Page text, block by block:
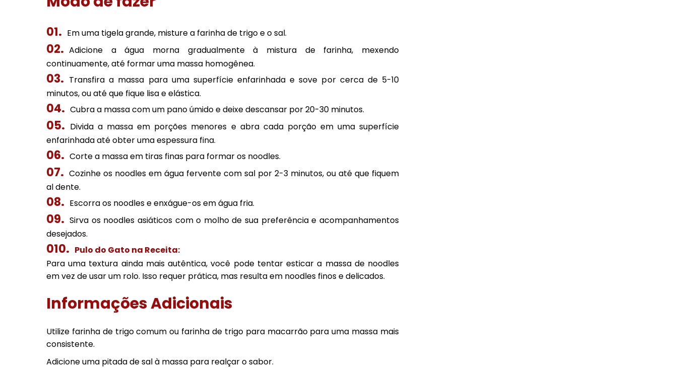
Em uma tigela grande, misture a farinha de trigo e o sal.
Adicione a água morna gradualmente à mistura de farinha, mexendo
continuamente, até formar uma massa homogênea.
Transfira a massa para uma superfície enfarinhada e sove por cerca de 5-10
minutos, ou até que fique lisa e elástica.
Cubra a massa com um pano úmido e deixe descansar por 20-30 minutos.
Divida a massa em porções menores e abra cada porção em uma superfície
enfarinhada até obter uma espessura fina.
Corte a massa em tiras finas para formar os noodles.
Cozinhe os noodles em água fervente com sal por 2-3 minutos, ou até que fiquem
al dente.
Escorra os noodles e enxágue-os em água fria.
Sirva os noodles asiáticos com o molho de sua preferência e acompanhamentos
desejados.
Pulo do Gato na Receita:
Para uma textura ainda mais autêntica, você pode tentar esticar a massa de noodles
em vez de usar um rolo. Isso requer prática, mas resulta em noodles finos e delicados.
Informações Adicionais
Utilize farinha de trigo comum ou farinha de trigo para macarrão para uma massa mais
consistente.
Adicione uma pitada de sal à massa para realçar o sabor.